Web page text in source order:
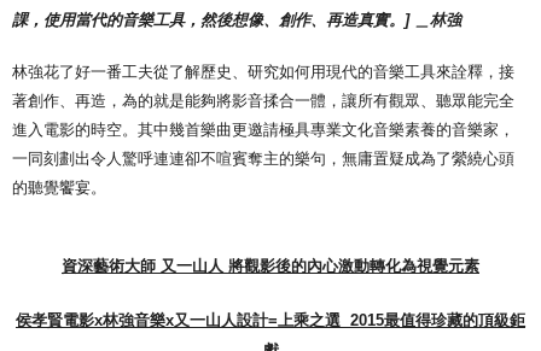
課，使用當代的音樂工具，然後想像、創作、再造真實。] ＿林強
林強花了好一番工夫從了解歷史、研究如何用現代的音樂工具來詮釋，接
著創作、再造，為的就是能夠將影音揉合一體，讓所有觀眾、聽眾能完全
進入電影的時空。其中幾首樂曲更邀請極具專業文化音樂素養的音樂家，
一同刻劃出令人驚呼連連卻不喧賓奪主的樂句，無庸置疑成為了縈繞心頭
的聽覺饗宴。
資深藝術大師 又一山人 將觀影後的內心激動轉化為視覺元素
侯孝賢電影x林強音樂x又一山人設計=上乘之選 2015最值得珍藏的頂級鉅